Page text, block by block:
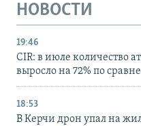
НОВОСТИ
19:46
CIR: в июле количество
выросло на 72% по
18:53
В Керчи дрон упал на